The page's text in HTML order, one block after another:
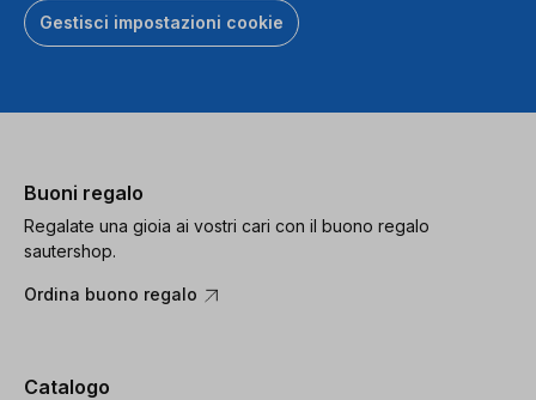
Gestisci impostazioni cookie
Buoni regalo
Regalate una gioia ai vostri cari con il buono regalo
sautershop.
Ordina buono regalo
Catalogo